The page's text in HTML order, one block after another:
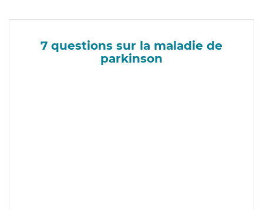
7 questions sur la maladie de
parkinson